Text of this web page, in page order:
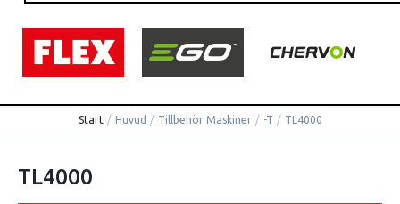
Start / Huvud / Tillbehör Maskiner / -T / TL4000
TL4000